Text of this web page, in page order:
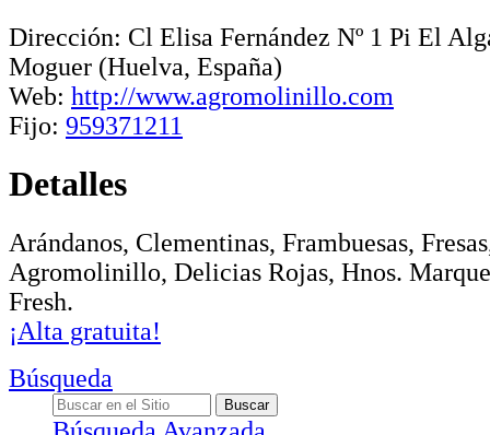
Dirección: Cl Elisa Fernández Nº 1 Pi El
Moguer (Huelva, España)
Web: http://www.agromolinillo.com
Fijo: 959371211
Detalles
Arándanos, Clementinas, Frambuesas,
Agromolinillo, Delicias Rojas, Hnos.
Fresh.
¡Alta gratuita!
Búsqueda